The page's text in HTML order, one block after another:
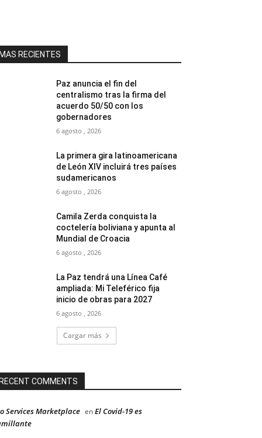
RECIENTES
Paz anuncia el fin del
centralismo tras la firma del
acuerdo 50/50 con los
gobernadores
6 agosto , 2026
La primera gira latinoamericana
de León XIV incluirá tres países
sudamericanos
6 agosto , 2026
Camila Zerda conquista la
coctelería boliviana y apunta al
Mundial de Croacia
6 agosto , 2026
La Paz tendrá una Línea Café
ampliada: Mi Teleférico fija
inicio de obras para 2027
6 agosto , 2026
Cargar más
COMMENTS
Services Marketplace enEl Covid-19 es